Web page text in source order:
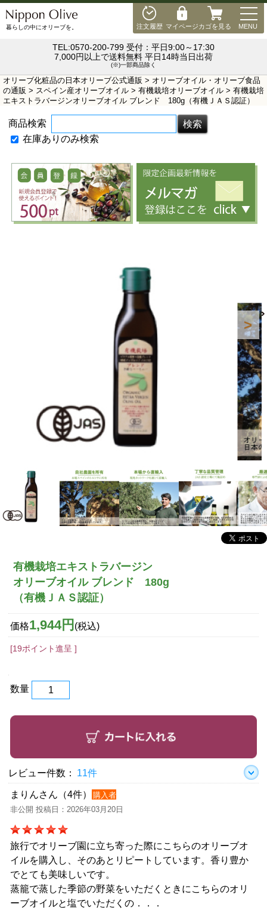
注文履歴 マイページカゴを見る MENU
暮らしの中にオリーブを。
TEL:0570-200-799 受付：平日9:00～17:30
7,000円以上で送料無料 平日14時当日出荷
(※)一部商品除く
オリーブ化粧品の日本オリーブ公式通販 > オリーブオイル・オリーブ食品
の通販 > スペイン産オリーブオイル > 有機栽培オリーブオイル > 有機栽培
エキストラバージンオリーブオイル ブレンド 180g（有機ＪＡＳ認証）
商品検索
在庫ありのみ検索
有機栽培エキストラバージン
オリーブオイル ブレンド 180g
（有機ＪＡＳ認証）
価格1,944円 (税込)
[19ポイント進呈 ]
数量
レビュー件数： 11件
まりんさん（4件）
購入者
非公開 投稿日：2026年03月20日
旅行でオリーブ園に立ち寄った際にこちらのオリーブオ
イルを購入し、そのあとリピートしています。香り豊か
でとても美味しいです。
蒸籠で蒸した季節の野菜をいただくときにこちらのオリ
ーブオイルと塩でいただくの．．．